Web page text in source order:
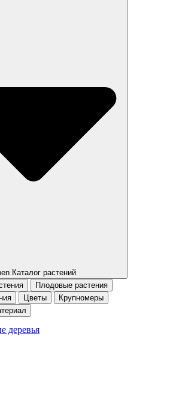
Каталог растений
Плодовые растения
Цветы
Крупномеры
деревья